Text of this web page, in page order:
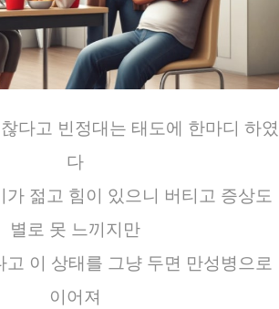
다고 빈정대는 태도에 한마디 하였
다
가 젊고 힘이 있으니 버티고 증상도
별로 못 느끼지만
고 이 상태를 그냥 두면 만성병으로
이어져